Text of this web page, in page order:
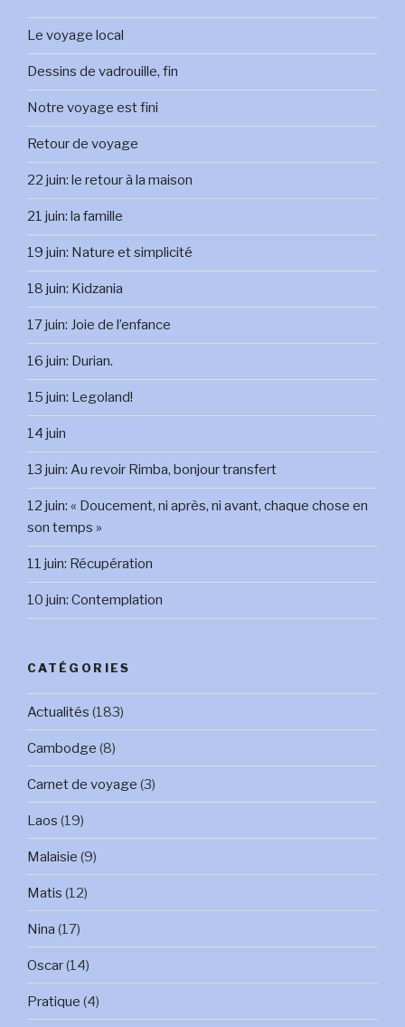
Le voyage local
Dessins de vadrouille, fin
Notre voyage est fini
Retour de voyage
22 juin: le retour à la maison
21 juin: la famille
19 juin: Nature et simplicité
18 juin: Kidzania
17 juin: Joie de l’enfance
16 juin: Durian.
15 juin: Legoland!
14 juin
13 juin: Au revoir Rimba, bonjour transfert
12 juin: « Doucement, ni après, ni avant, chaque chose en
son temps »
11 juin: Récupération
10 juin: Contemplation
CATÉGORIES
Actualités (183)
Cambodge (8)
Carnet de voyage (3)
Laos (19)
Malaisie (9)
Matis (12)
Nina (17)
Oscar(14)
Pratique (4)